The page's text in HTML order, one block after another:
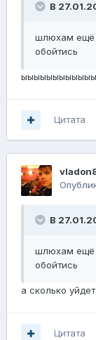
В
шлюхам ещё
обойтись
Цитата
В
шлюхам ещё
обойтись
а сколько
Цитата